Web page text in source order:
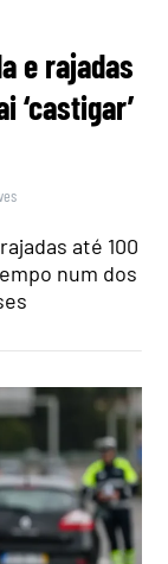
e rajadas
‘castigar’
até 100
num dos